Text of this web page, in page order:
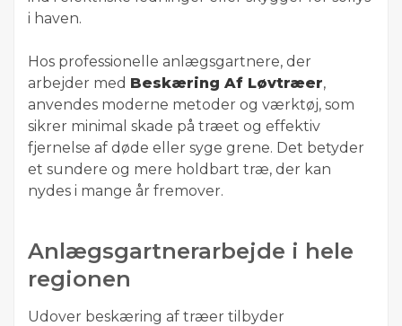
i haven.
Hos professionelle anlægsgartnere, der
arbejder med Beskæring Af Løvtræer,
anvendes moderne metoder og værktøj, som
sikrer minimal skade på træet og effektiv
fjernelse af døde eller syge grene. Det betyder
et sundere og mere holdbart træ, der kan
nydes i mange år fremover.
Anlægsgartnerarbejde i hele
regionen
Udover beskæring af træer tilbyder